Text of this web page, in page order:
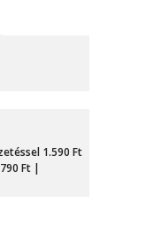
1.590 Ft
Ft |